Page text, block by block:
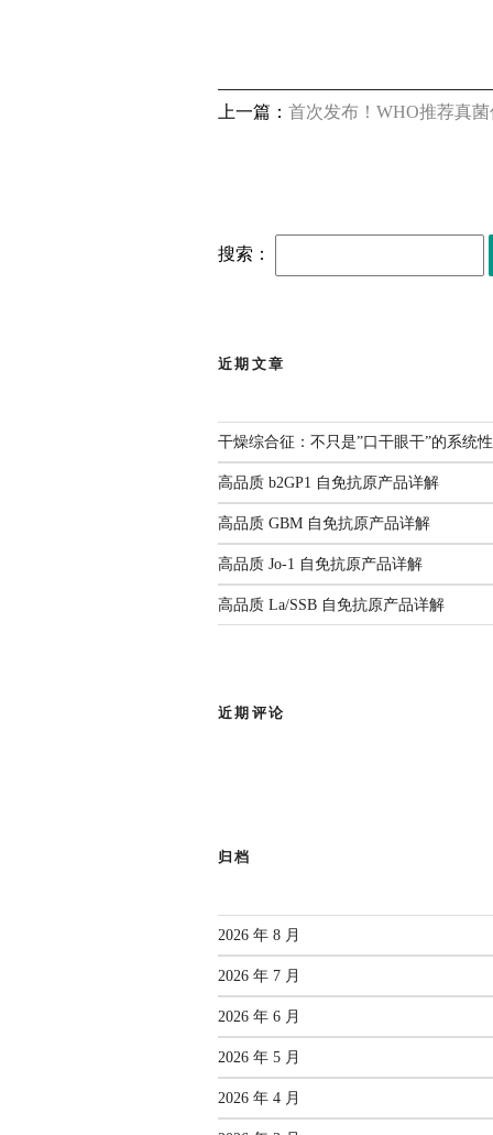
上一篇： 首次发布！WHO推荐真
搜索：
近期文章
干燥综合征：不只是”口干眼干”的系统
高品质 b2GP1 自免抗原产品详解
高品质 GBM 自免抗原产品详解
高品质 Jo-1 自免抗原产品详解
高品质 La/SSB 自免抗原产品详解
近期评论
归档
2026 年 8 月
2026 年 7 月
2026 年 6 月
2026 年 5 月
2026 年 4 月